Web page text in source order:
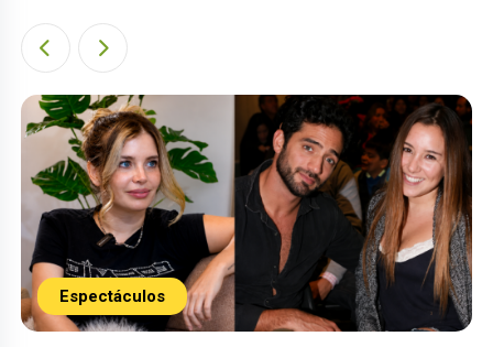
Espectáculos